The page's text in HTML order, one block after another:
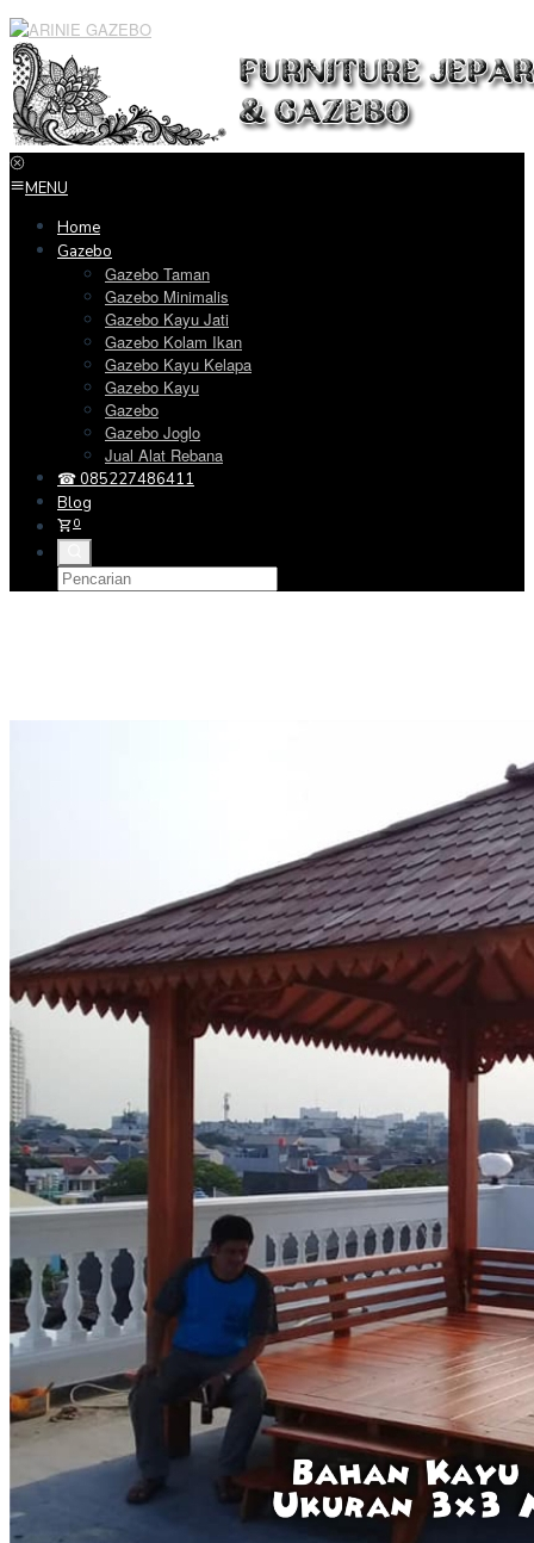
Loncat
ke
konten
MENU
Home
Gazebo
Gazebo Taman
Gazebo Minimalis
Gazebo Kayu Jati
Gazebo Kolam Ikan
Gazebo Kayu Kelapa
Gazebo Kayu
Gazebo
Gazebo Joglo
Jual Alat Rebana
☎ 085227486411
Blog
0